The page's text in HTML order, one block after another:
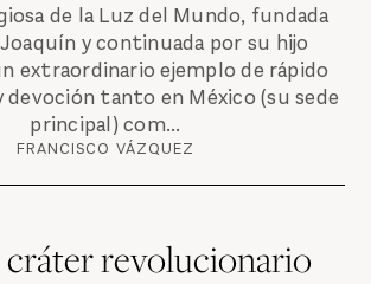
de la Luz del Mundo, fundada
y continuada por su hijo
extraordinario ejemplo de rápido
tanto en México (su sede
principal) com...
FRANCISCO VÁZQUEZ
cráter revolucionario